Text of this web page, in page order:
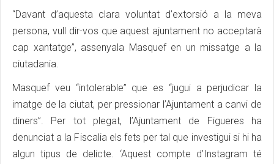
“Davant d’aquesta clara voluntat d’extorsió a la meva
persona, vull dir-vos que aquest ajuntament no acceptarà
cap xantatge”, assenyala Masquef en un missatge a la
ciutadania.
Masquef veu “intolerable” que es “jugui a perjudicar la
imatge de la ciutat, per pressionar l’Ajuntament a canvi de
diners”. Per tot plegat, l’Ajuntament de Figueres ha
denunciat a la Fiscalia els fets per tal que investigui si hi ha
algun tipus de delicte. ‘Aquest compte d’Instagram té